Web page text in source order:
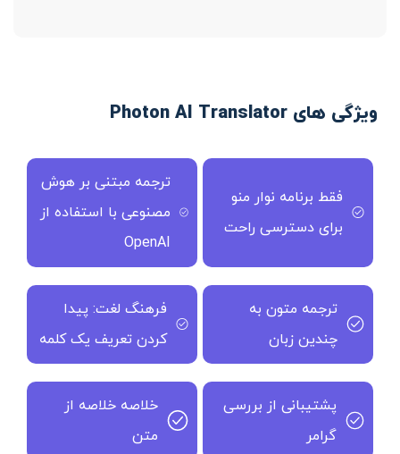
ویژگی های Photon AI Translator
فقط برنامه نوار منو
برای دسترسی راحت
ترجمه مبتنی بر هوش
مصنوعی با استفاده از
OpenAI
ترجمه متون به
چندین زبان
فرهنگ لغت: پیدا
کردن تعریف یک کلمه
پشتیبانی از بررسی
گرامر
خلاصه خلاصه از
متن